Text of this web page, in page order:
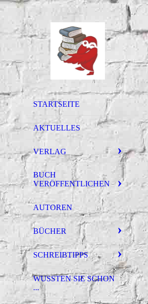
STARTSEITE
AKTUELLES
VERLAG
BUCH
VERÖFFENTLICHEN
AUTOREN
BÜCHER
SCHREIBTIPPS
WUSSTEN SIE SCHON
...